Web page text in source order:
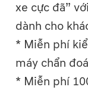
xe cực đã”
dành cho
* Miễn phí
máy chẩn
* Miễn phí